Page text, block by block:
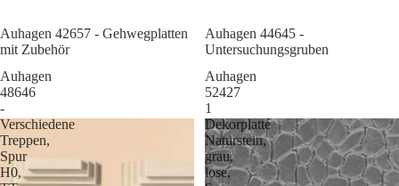
Auhagen 42657 - Gehwegplatten
mit Zubehör
Sale
Auhagen 44645 -
Untersuchungsgruben
Auhagen
48646
-
Verschiedene
Treppen,
Spur
H0,
Auhagen
52427
1
Dekorplatte
Naturstein,
grau,
lose,